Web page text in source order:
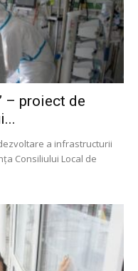
– proiect de
a infrastructurii
Consiliului Local de